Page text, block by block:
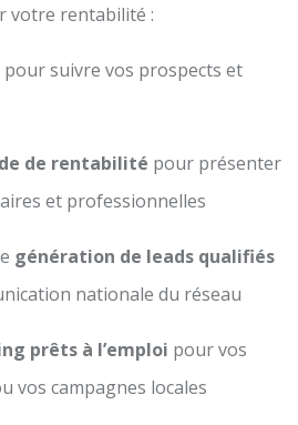
votre rentabilité :
pour suivre vos prospects et
de rentabilité pour présenter
et professionnelles
génération de leads qualifiés
nationale du réseau
prêts à l’emploi pour vos
vos campagnes locales